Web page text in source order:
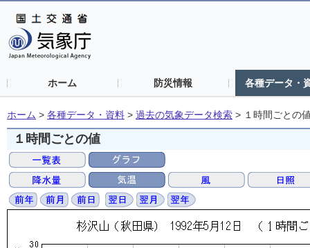
ホーム 防災情報 各種データ・
ホーム > 各種データ・資料 > 過去の気象データ検索 > １時間ごとの
１時間ごとの値